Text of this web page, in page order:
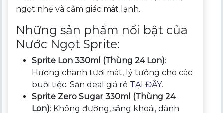
ngọt nhẹ và cảm giác mát lạnh.
Những sản phẩm nổi bật của
Nước Ngọt Sprite:
Sprite Lon 330ml (Thùng 24 Lon):
Hương chanh tươi mát, lý tưởng cho các
buổi tiệc. Săn deal giá rẻ TẠI ĐÂY.
Sprite Zero Sugar 330ml (Thùng 24
Lon): Không đường, sảng khoái, dành